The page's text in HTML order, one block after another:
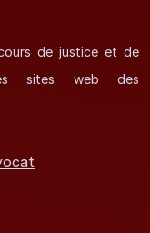
de justice et de
sites web des